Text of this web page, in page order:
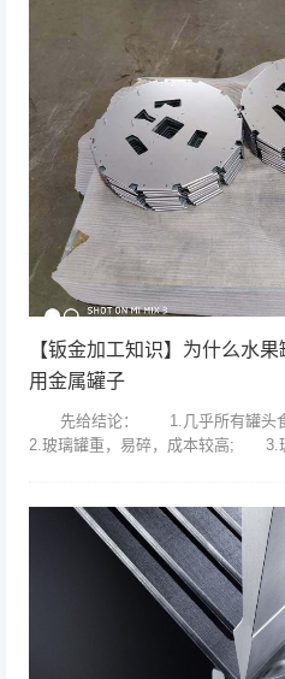
【钣金加工知识】为什么水
用金属罐子
先给结论： 1.几乎所有罐头
2.玻璃罐重，易碎，成本较高; 3.